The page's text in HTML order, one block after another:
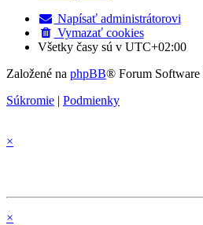
vaša
emailová
adresa.
Napísať administrátorovi
Vymazať cookies
Všetky časy sú v UTC+02:00
Založené na phpBB® Forum
Súkromie | Podmienky
×
×